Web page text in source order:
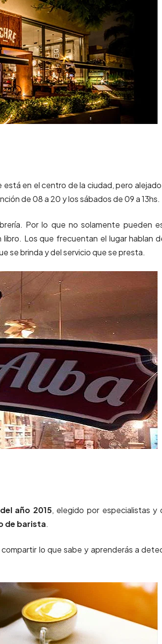
en el centro de la ciudad, pero
de 08 a 20 y los sábados de 09 a 13hs.
Por lo que no solamente pueden
Los que frecuentan el lugar hablan
se brinda y del servicio que se presta.
año 2015, elegido por especialistas y
de barista.
compartir lo que sabe y aprenderás a